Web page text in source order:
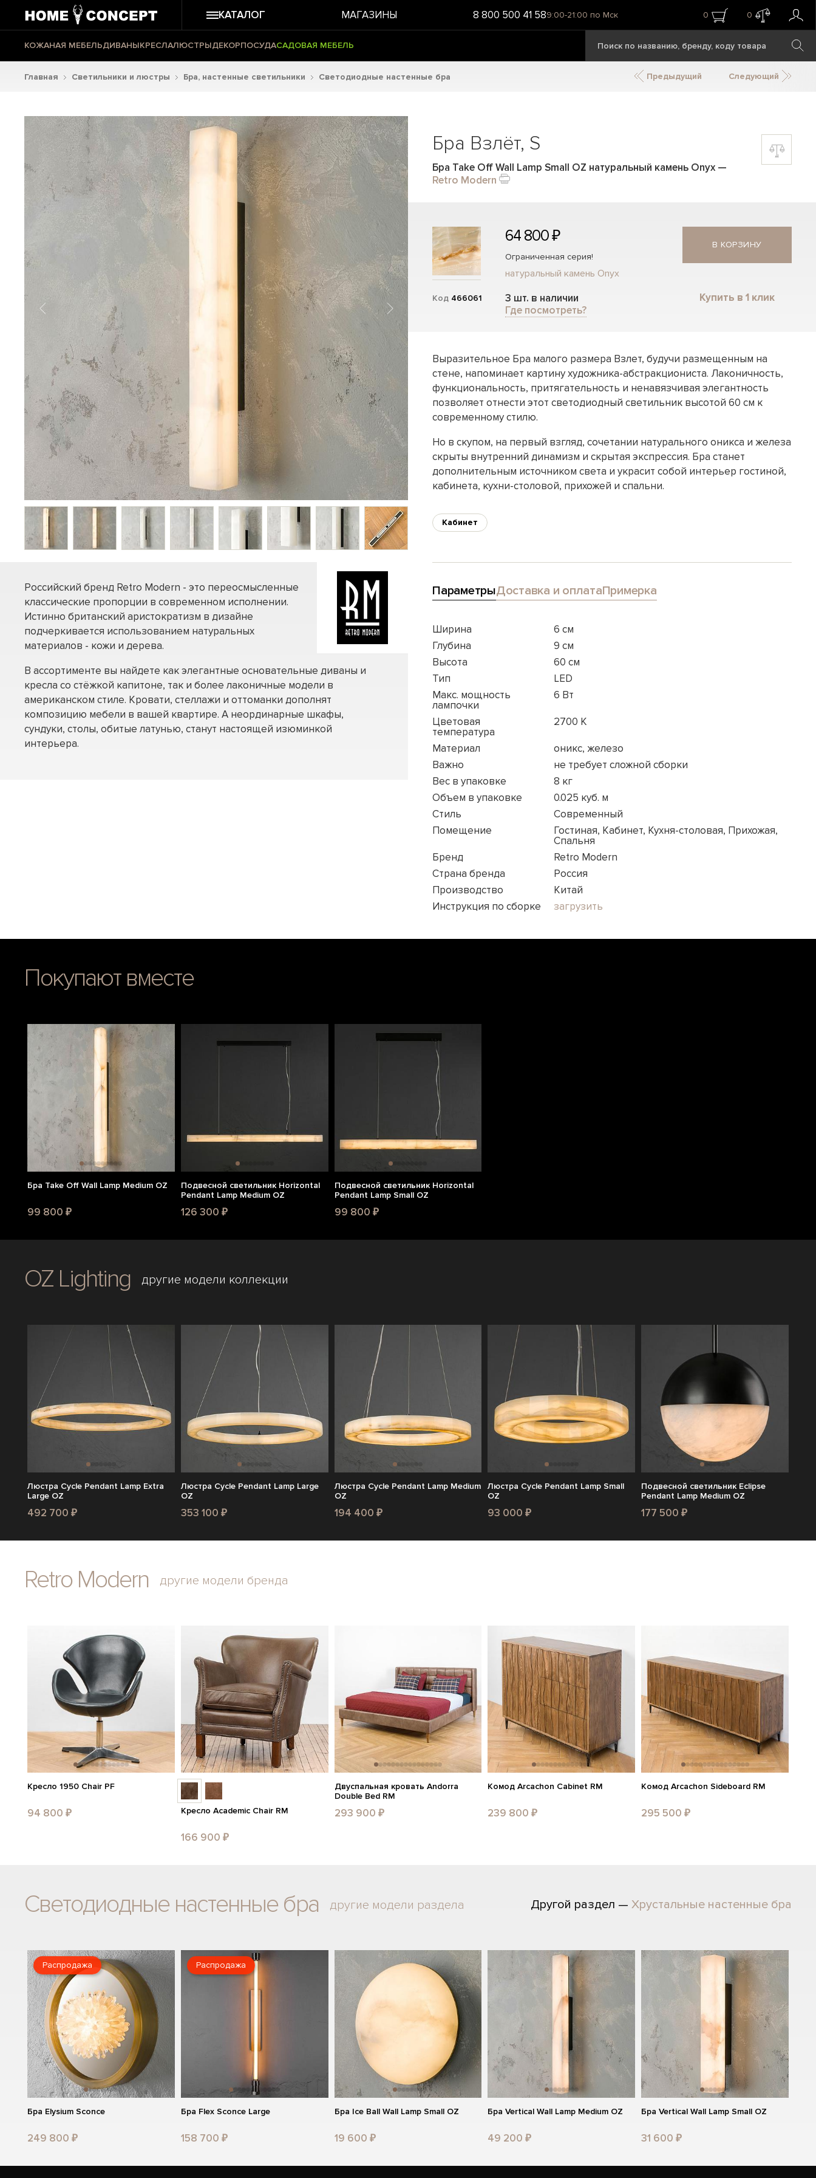
КАТАЛОГ МАГАЗИНЫ 8 800 500 41 589:00-21:00 по Мск 0 0
КОЖАНАЯ МЕБЕЛЬДИВАНЫКРЕСЛАЛЮСТРЫДЕКОРПОСУДАСАДОВАЯ МЕБЕЛЬ
Главная Светильники и люстры Бра, настенные светильники Светодиодные настенные бра Предыдущий Следующий
Российский бренд Retro Modern - это переосмысленные
классические пропорции в современном исполнении.
Истинно британский аристократизм в дизайне
подчеркивается использованием натуральных
материалов - кожи и дерева.
В ассортименте вы найдете как элегантные основательные диваны и
кресла со стёжкой капитоне, так и более лаконичные модели в
американском стиле. Кровати, стеллажи и оттоманки дополнят
композицию мебели в вашей квартире. А неординарные шкафы,
сундуки, столы, обитые латунью, станут настоящей изюминкой
интерьера.
Бра Взлёт, S
Бра Take Off Wall Lamp Small OZ натуральный камень Onyx —
Retro Modern
Код 466061
64 800 ₽
Ограниченная серия!
натуральный камень Onyx
3 шт. в наличии
Где посмотреть?
В КОРЗИНУ
Купить в 1 клик
Выразительное Бра малого размера Взлет, будучи размещенным на
стене, напоминает картину художника-абстракциониста. Лаконичность,
функциональность, притягательность и ненавязчивая элегантность
позволяет отнести этот светодиодный светильник высотой 60 см к
современному стилю.
Но в скупом, на первый взгляд, сочетании натурального оникса и железа
скрыты внутренний динамизм и скрытая экспрессия. Бра станет
дополнительным источником света и украсит собой интерьер гостиной,
кабинета, кухни-столовой, прихожей и спальни.
Кабинет
ПараметрыДоставка и оплатаПримерка
Ширина
6 см
Глубина
9 см
Высота
60 см
Тип
LED
Макс. мощность
лампочки
6 Вт
Цветовая
температура
2700 K
Материал
оникс, железо
Важно
не требует сложной сборки
Вес в упаковке
8 кг
Объем в упаковке
0.025 куб. м
Стиль
Современный
Помещение
Гостиная, Кабинет, Кухня-столовая, Прихожая,
Спальня
Бренд
Retro Modern
Страна бренда
Россия
Производство
Китай
Инструкция по сборке
загрузить
Покупают вместе
Бра Take Off Wall Lamp Medium OZ
99 800 ₽
Подвесной светильник Horizontal
Pendant Lamp Medium OZ
126 300 ₽
Подвесной светильник Horizontal
Pendant Lamp Small OZ
99 800 ₽
OZ Lighting другие модели коллекции
Люстра Cycle Pendant Lamp Extra
Large OZ
492 700 ₽
Люстра Cycle Pendant Lamp Large
OZ
353 100 ₽
Люстра Cycle Pendant Lamp Medium
OZ
194 400 ₽
Люстра Cycle Pendant Lamp Small
OZ
93 000 ₽
Подвесной светильник Eclipse
Pendant Lamp Medium OZ
177 500 ₽
Retro Modern другие модели бренда
Кресло 1950 Chair PF
94 800 ₽ Кресло Academic Chair RM
166 900 ₽
Двуспальная кровать Andorra
Double Bed RM
293 900 ₽
Комод Arcachon Cabinet RM
239 800 ₽
Комод Arcachon Sideboard RM
295 500 ₽
Светодиодные настенные бра другие модели раздела Другой раздел — Хрустальные настенные бра
Распродажа
Бра Elysium Sconce
249 800 ₽
Распродажа
Бра Flex Sconce Large
158 700 ₽
Бра Ice Ball Wall Lamp Small OZ
19 600 ₽
Бра Vertical Wall Lamp Medium OZ
49 200 ₽
Бра Vertical Wall Lamp Small OZ
31 600 ₽